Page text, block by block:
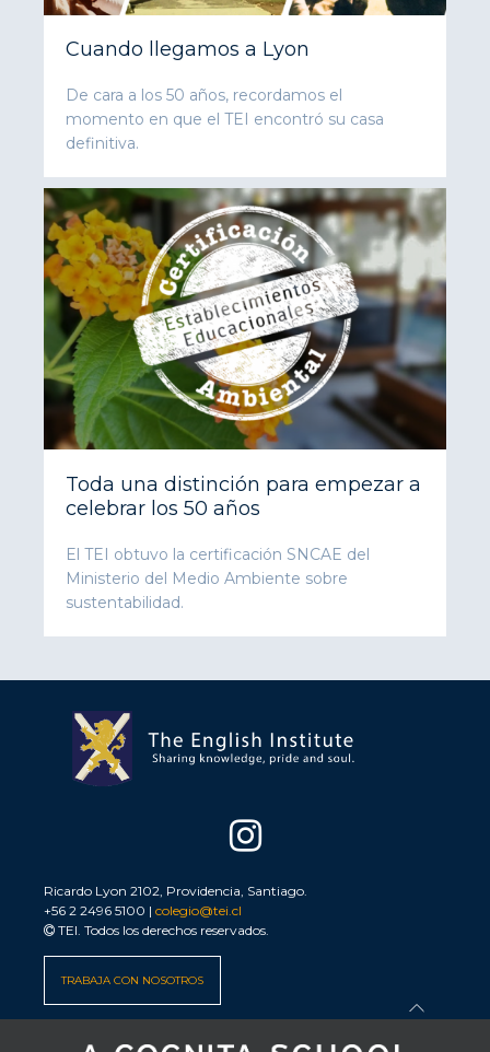
Cuando llegamos a Lyon
De cara a los 50 años, recordamos el
momento en que el TEI encontró su casa
definitiva.
Toda una distinción para empezar a
celebrar los 50 años
El TEI obtuvo la certificación SNCAE del
Ministerio del Medio Ambiente sobre
sustentabilidad.
Ricardo Lyon 2102, Providencia, Santiago.
+56 2 2496 5100 | colegio@tei.cl
TEI. Todos los derechos reservados.
TRABAJA CON NOSOTROS